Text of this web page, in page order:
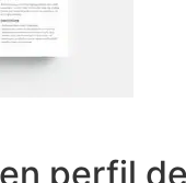
perfil